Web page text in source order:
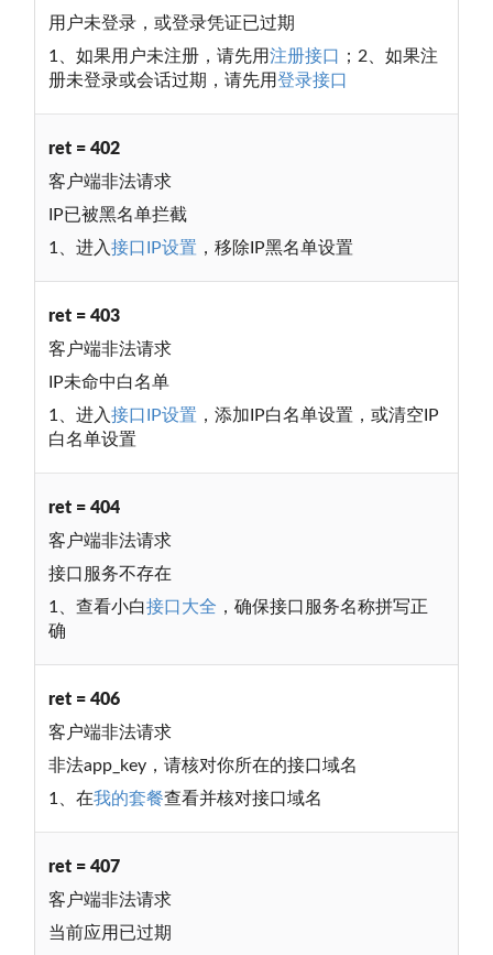
用户未登录，或登录凭证已过期
1、如果用户未注册，请先用注册接口
；2、如果注
册未登录或会话过期，请先用登录接口
ret = 402
客户端非法请求
IP已被黑名单拦截
1、进入接口IP设置 ，移除IP黑名单设置
ret = 403
客户端非法请求
IP未命中白名单
1、进入接口IP设置 ，添加IP白名单设置，或清空IP
白名单设置
ret = 404
客户端非法请求
接口服务不存在
1、查看小白接口大全 ，确保接口服务名称拼写正
确
ret = 406
客户端非法请求
非法app_key，请核对你所在的接口域名
1、在我的套餐查看并核对接口域名
ret = 407
客户端非法请求
当前应用已过期